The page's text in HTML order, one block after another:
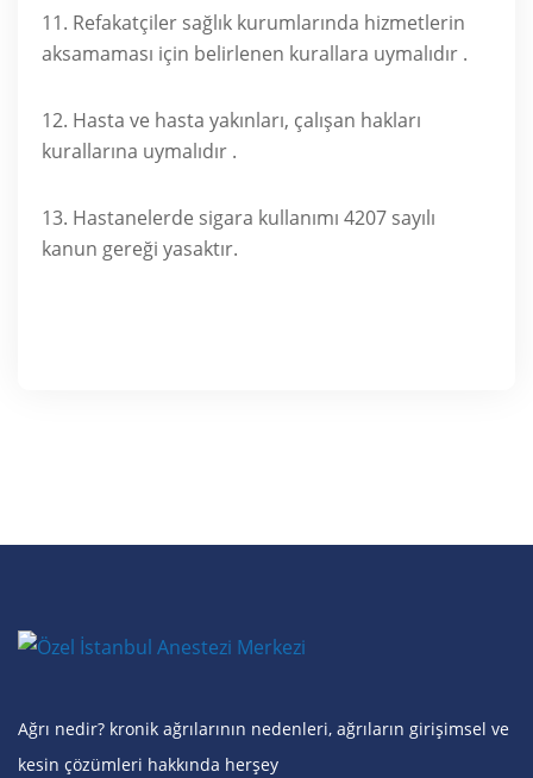
11. Refakatçiler sağlık kurumlarında hizmetlerin
aksamaması için belirlenen kurallara uymalıdır .
12. Hasta ve hasta yakınları, çalışan hakları
kurallarına uymalıdır .
13. Hastanelerde sigara kullanımı 4207 sayılı
kanun gereği yasaktır.
Ağrı nedir? kronik ağrılarının nedenleri, ağrıların girişimsel ve
kesin çözümleri hakkında herşey